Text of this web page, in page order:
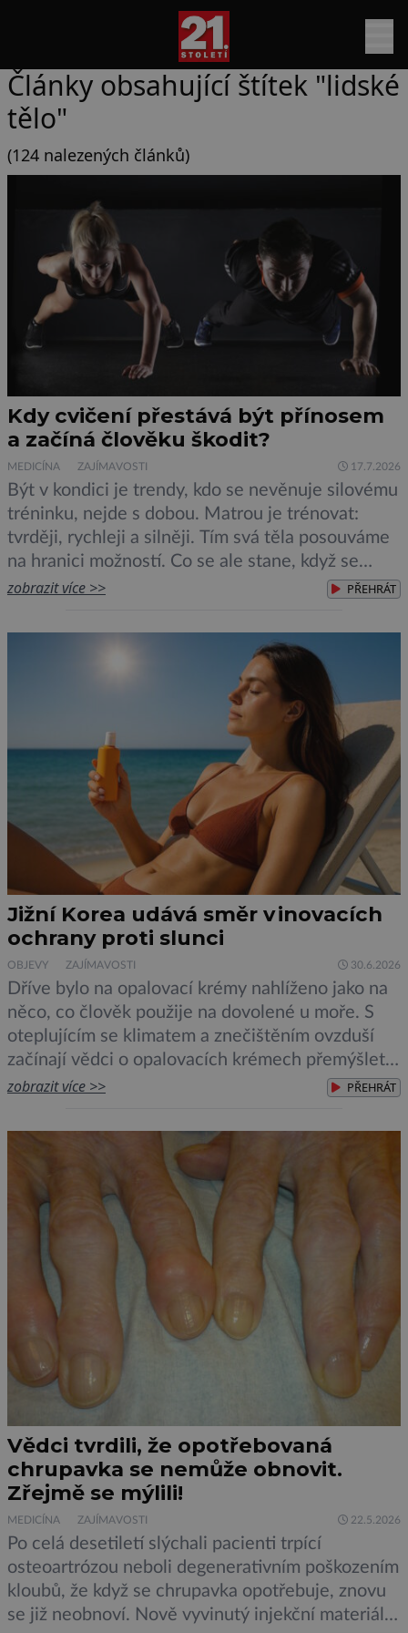
Články obsahující štítek "lidské
tělo"
(124 nalezených článků)
Kdy cvičení přestává být přínosem
a začíná člověku škodit?
MEDICÍNA ZAJÍMAVOSTI 17.7.2026
Být v kondici je trendy, kdo se nevěnuje silovému
tréninku, nejde s dobou. Matrou je trénovat:
tvrději, rychleji a silněji. Tím svá těla posouváme
na hranici možností. Co se ale stane, když se
přílišnému tréninku začnou bránit? Poznáte
ale i ony mají své limity. V extrémním případě,
zobrazit více >> PŘEHRÁT
Jižní Korea udává směr v inovacích
ochrany proti slunci
OBJEVY ZAJÍMAVOSTI 30.6.2026
Dříve bylo na opalovací krémy nahlíženo jako na
něco, co člověk použije na dovolené u moře. S
oteplujícím se klimatem a znečištěním ovzduší
začínají vědci o opalovacích krémech přemýšlet
jinak, jako o přípravcích denní potřeby, které by
vlivy prostředí. A Jižní Korea se v tomto ujímá
vedení… „Jako výzkumníci […]
zobrazit více >> PŘEHRÁT
Vědci tvrdili, že opotřebovaná
chrupavka se nemůže obnovit.
Zřejmě se mýlili!
MEDICÍNA ZAJÍMAVOSTI 22.5.2026
Po celá desetiletí slýchali pacienti trpící
osteoartrózou neboli degenerativním poškozením
kloubů, že když se chrupavka opotřebuje, znovu
se již neobnoví. Nově vyvinutý injekční materiál